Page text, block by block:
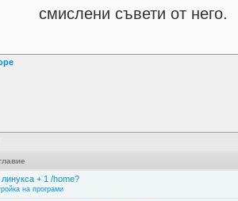
смислени съвети от него.
+ 1 /home?
на програми